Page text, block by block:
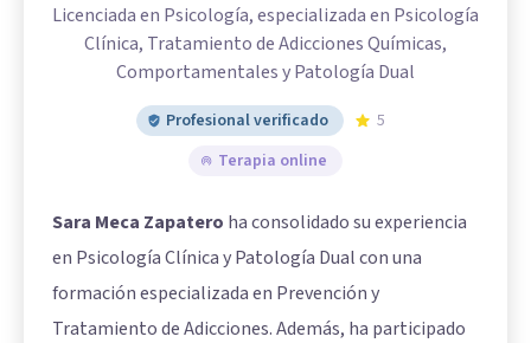
Licenciada en Psicología, especializada en Psicología
Clínica, Tratamiento de Adicciones Químicas,
Comportamentales y Patología Dual
Profesional verificado
5
Terapia online
Sara Meca Zapatero ha consolidado su experiencia
en Psicología Clínica y Patología Dual con una
formación especializada en Prevención y
Tratamiento de Adicciones. Además, ha participado